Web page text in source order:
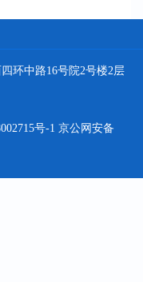
环中路16号院2号楼2层
号-1 京公网安备